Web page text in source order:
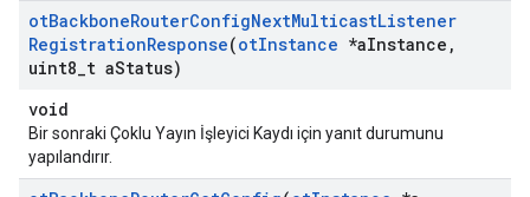
otBackboneRouterConfigNextMulticastListener
RegistrationResponse(otInstance *aInstance ,
uint8 t aStatus)
void
Bir sonraki Çoklu Yayın İşleyici Kaydı için yanıt durumunu
yapılandırır.